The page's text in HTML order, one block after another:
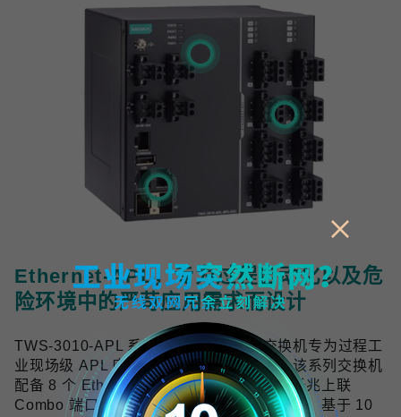
Ethernet-APL，专为过程自动化以及危
险环境中的严苛应用需求而设计
TWS-3010-APL 系列工业双线以太网交换机专为过程工
业现场级 APL 应用提供可靠的网络连接，该系列交换机
配备 8 个 Ethernet-APL spur 端口与 2 个千兆上联
Combo 端口，符合 Ethernet-APL 技术规范，基于 10